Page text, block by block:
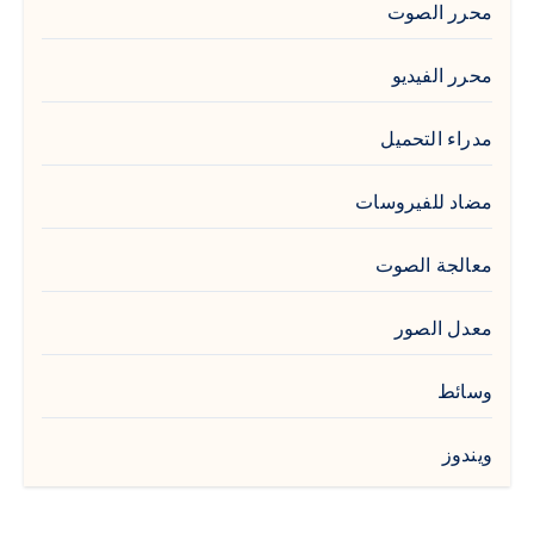
محرر الصوت
محرر الفيديو
مدراء التحميل
مضاد للفيروسات
معالجة الصوت
معدل الصور
وسائط
ويندوز